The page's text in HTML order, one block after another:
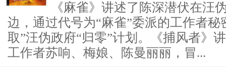
《麻雀》讲述了陈深潜伏在汪
边，通过代号为“麻雀”委派的工作者秘
取”汪伪政府“归零”计划。《捕风者》
工作者苏响、梅娘、陈曼丽丽，冒...